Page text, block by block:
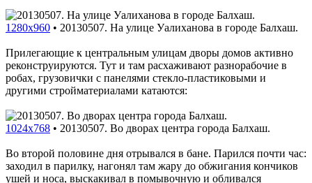
1280x960 • 20130507. На улице Уалиханова в городе Балхаш.
Прилегающие к центральным улицам дворы домов активно
реконструируются. Тут и там расхаживают разнорабочие в
робах, грузовички с панелями стекло-пластиковыми и
другими стройматериалами катаются:
1024x768 • 20130507. Во дворах центра города Балхаш.
Во второй половине дня отрывался в бане. Парился почти час:
заходил в парилку, нагонял там жару до обжигания кончиков
ушей и носа, выскакивал в помывочную и обливался